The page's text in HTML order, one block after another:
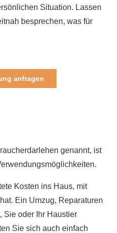
Situation. Lassen
besprechen, was für
anfragen
genannt, ist
Kosten ins Haus, mit
Ein Umzug, Reparaturen
Sie oder Ihr Haustier
Sie sich auch einfach